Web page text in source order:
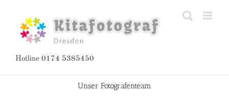
springen
Hotline 0174 5385450
Unser Fotografenteam